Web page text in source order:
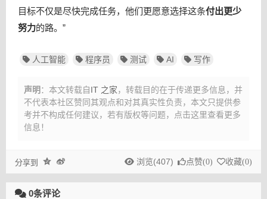
目标不仅是尽快完成任务，他们更愿意选择这条付出更少
努力的路。”
人工智能 程序员 测试 AI 写作
声明 ：本文转载自IT 之家，转载目的在于传递更多信息，并
不代表本社区赞同其观点和对其真实性负责，本文只提供参
考并不构成任何建议， 若有版权等问题，点击这里查看更多
信息！
分享到 浏览(407) 点赞(0) 收藏(0)
0条评论